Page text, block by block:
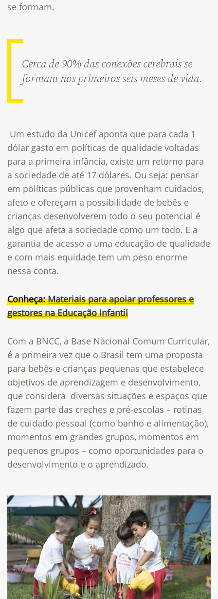
se formam.
Cerca de 90% das conexões cerebrais se
formam nos primeiros seis meses de vida.
Um estudo da Unicef aponta que para cada 1
dólar gasto em políticas de qualidade voltadas
para a primeira infância, existe um retorno para
a sociedade de até 17 dólares. Ou seja: pensar
em políticas públicas que provenham cuidados,
afeto e ofereçam a possibilidade de bebês e
crianças desenvolverem todo o seu potencial é
algo que afeta a sociedade como um todo. E a
garantia de acesso a uma educação de qualidade
e com mais equidade tem um peso enorme
nessa conta.
Conheça:Materiais para apoiar professores e
gestores na Educação Infantil
Com a BNCC, a Base Nacional Comum Curricular,
é a primeira vez que o Brasil tem uma proposta
para bebês e crianças pequenas que estabelece
objetivos de aprendizagem e desenvolvimento,
que considera diversas situações e espaços que
fazem parte das creches e pré-escolas – rotinas
de cuidado pessoal (como banho e alimentação),
momentos em grandes grupos, momentos em
pequenos grupos – como oportunidades para o
desenvolvimento e o aprendizado.